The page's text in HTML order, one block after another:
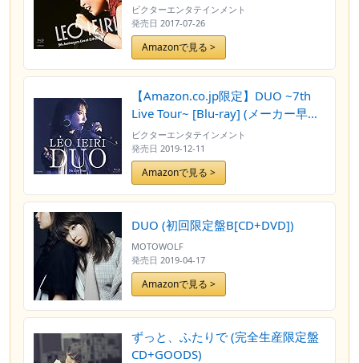
ビクターエンタテインメント
発売日 2017-07-26
Amazonで見る >
【Amazon.co.jp限定】DUO ~7th
Live Tour~ [Blu-ray] (メーカー早期
予約特典 : 家入レオ 「DUO ~7th
Live Tour~」 A5サイズ オリジナル
クリアファイル および
Amazon.co.jp限定特典 ： ビジュア
の対象期間は2019年9月28日21:00
から 2019年10月18日18:00まで)
ビクターエンタテインメント
発売日 2019-12-11
Amazonで見る >
DUO (初回限定盤B[CD+DVD])
MOTOWOLF
発売日 2019-04-17
Amazonで見る >
ずっと、ふたりで (完全生産限定盤
CD+GOODS)